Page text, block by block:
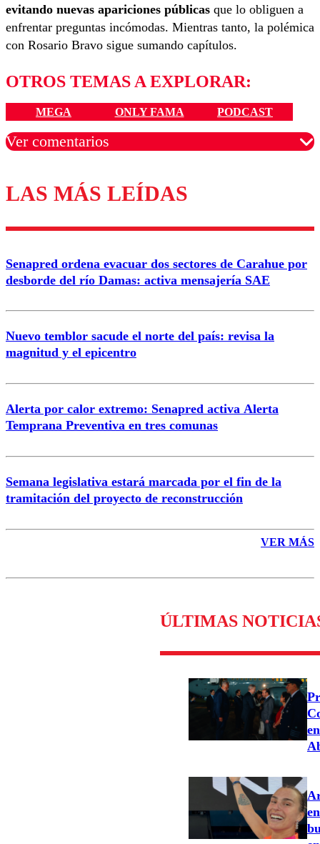
evitando nuevas apariciones públicas que lo obliguen a
enfrentar preguntas incómodas. Mientras tanto, la polémica
con Rosario Bravo sigue sumando capítulos.
OTROS TEMAS A EXPLORAR:
MEGA ONLY FAMA PODCAST
Ver comentarios
Los comentarios son moderados para garantizar un
diálogo respetuoso.
Correo
LAS MÁS LEÍDAS
Senapred ordena evacuar dos sectores de Carahue por
desborde del río Damas: activa mensajería SAE
Nuevo temblor sacude el norte del país: revisa la
magnitud y el epicentro
Alerta por calor extremo: Senapred activa Alerta
Temprana Preventiva en tres comunas
Semana legislativa estará marcada por el fin de la
tramitación del proyecto de reconstrucción
VER MÁS
ÚLTIMAS